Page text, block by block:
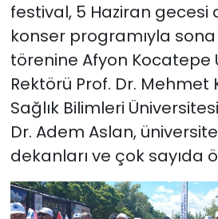
festival, 5 Haziran gecesi
konser programıyla sona
törenine Afyon Kocatepe
Rektörü Prof. Dr. Mehmet
Sağlık Bilimleri
Dr. Adem Aslan,
dekanları ve çok sayıda